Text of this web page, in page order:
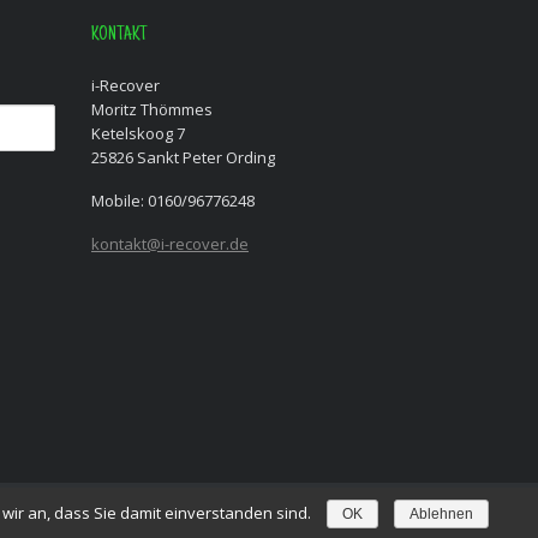
KONTAKT
i-Recover
Moritz Thömmes
Ketelskoog 7
25826 Sankt Peter Ording
Mobile: 0160/96776248
kontakt@i-recover.de
Link © zu weiteren InhaltenLinktext
an, dass Sie damit einverstanden sind. OK Ablehnen